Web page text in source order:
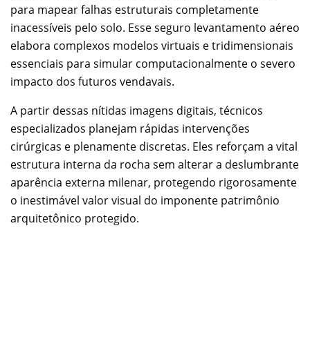
para mapear falhas estruturais completamente
inacessíveis pelo solo. Esse seguro levantamento aéreo
elabora complexos modelos virtuais e tridimensionais
essenciais para simular computacionalmente o severo
impacto dos futuros vendavais.
A partir dessas nítidas imagens digitais, técnicos
especializados planejam rápidas intervenções
cirúrgicas e plenamente discretas. Eles reforçam a vital
estrutura interna da rocha sem alterar a deslumbrante
aparência externa milenar, protegendo rigorosamente
o inestimável valor visual do imponente patrimônio
arquitetônico protegido.